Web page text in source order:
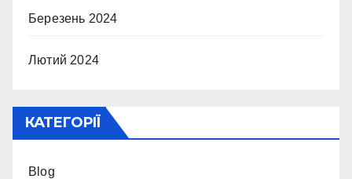
Березень 2024
Лютий 2024
КАТЕГОРІЇ
Blog